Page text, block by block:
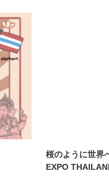
桜のように世
EXPO